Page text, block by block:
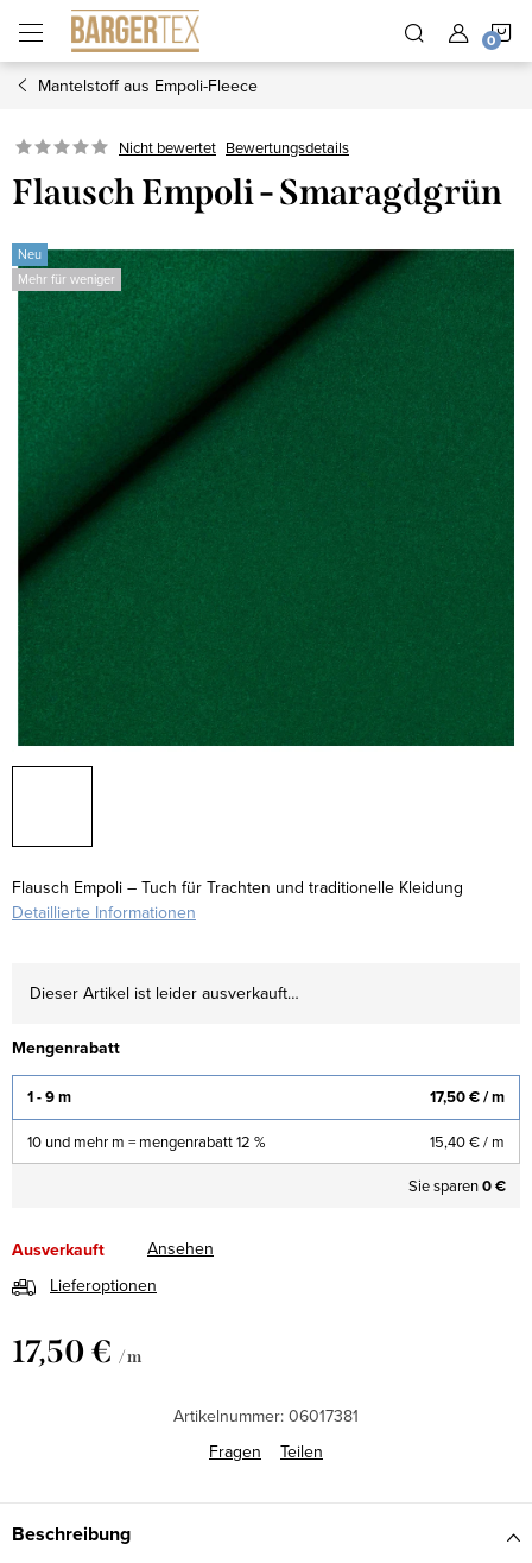
Inhalt
springen
Mantelstoff aus Empoli-Fleece
Nicht bewertet Bewertungsdetails
Flausch Empoli - Smaragdgrün
Neu
Mehr für weniger
Flausch Empoli – Tuch für Trachten und traditionelle Kleidung
Detaillierte Informationen
Dieser Artikel ist leider ausverkauft…
Mengenrabatt
1 - 9 m 17,50 €/ m
10 und mehr m = mengenrabatt 12 % 15,40 €/ m
Sie sparen0 €
Ausverkauft
Ansehen
Lieferoptionen
17,50 € / m
Artikelnummer: 06017381
Fragen
Teilen
Beschreibung